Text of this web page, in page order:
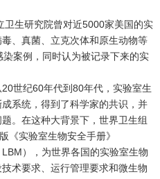
生研究院曾对近5000家美国的实
、真菌、立克次体和原生动物等
案例，同时认为被记录下来的实
世纪60年代到80年代，实验室生
系统，得到了科学家的共识，并
。在这种大背景下，世界卫生组
《实验室生物安全手册》
），为世界各国的实验室生物
术要求、运行管理要求和微生物